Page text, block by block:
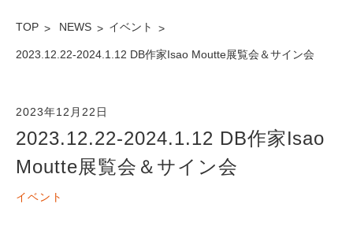
TOP NEWS イベント
2023.12.22-2024.1.12 DB作家Isao Moutte展覧会＆サイン会
2023年12月22日
2023.12.22-2024.1.12 DB作家Isao
Moutte展覧会＆サイン会
イベント